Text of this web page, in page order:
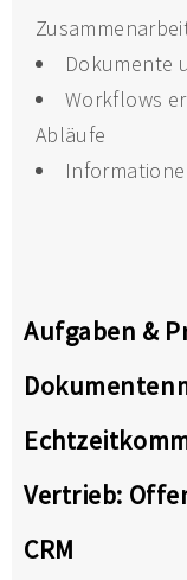
Dokumente
Workflows
Abläufe
Aufgaben &
Vertrieb:
CRM